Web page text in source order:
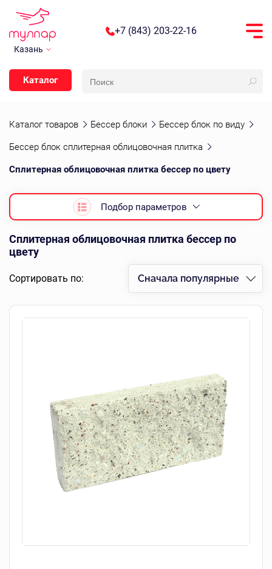
Казань
+7 (843) 203-22-16
Каталог
Каталог товаров Бессер блоки Бессер блок по виду
Бессер блок сплитерная облицовочная плитка
Сплитерная облицовочная плитка бессер по цвету
Подбор параметров
Сплитерная облицовочная плитка бессер по
цвету
Сортировать по: Сначала популярные